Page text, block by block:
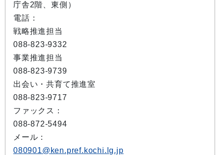
庁舎2階、東側）
電話：
戦略推進担当
088-823-9332
事業推進担当
088-823-9739
出会い・共育て推進室
088-823-9717
ファックス：
088-872-5494
メール：
080901@ken.pref.kochi.lg.jp